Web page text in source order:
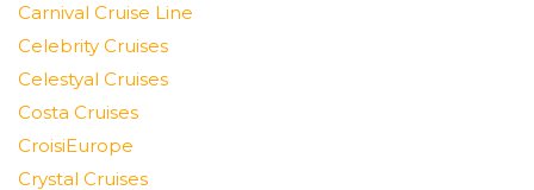
Carnival Cruise Line
Celebrity Cruises
Celestyal Cruises
Costa Cruises
CroisiEurope
Crystal Cruises